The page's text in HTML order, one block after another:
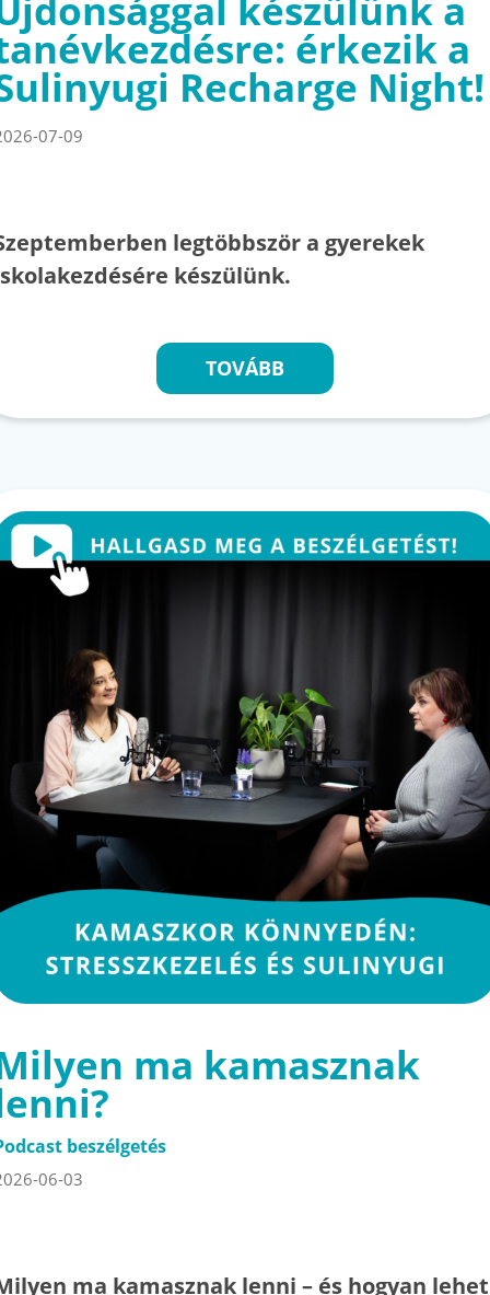
érkezik a
Recharge Night!
07-09
legtöbbször a gyerekek
készülünk.
TOVÁBB
ma kamasznak
beszélgetés
06-03
ma kamasznak lenni – és hogyan lehet